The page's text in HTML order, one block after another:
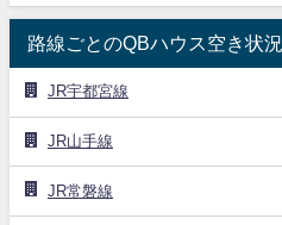
路線ごとのQBハウス空き状況
JR宇都宮線
JR山手線
JR常磐線